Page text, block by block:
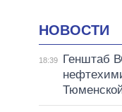
НОВОСТИ
18:39
Генштаб